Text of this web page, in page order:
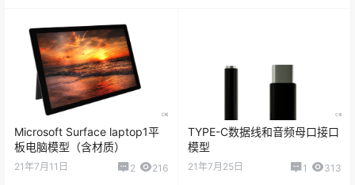
Microsoft Surface laptop1平
板电脑模型（含材质）
21年7月11日 2 216
TYPE-C数据线和音频母口接口
模型
21年7月25日 1 313